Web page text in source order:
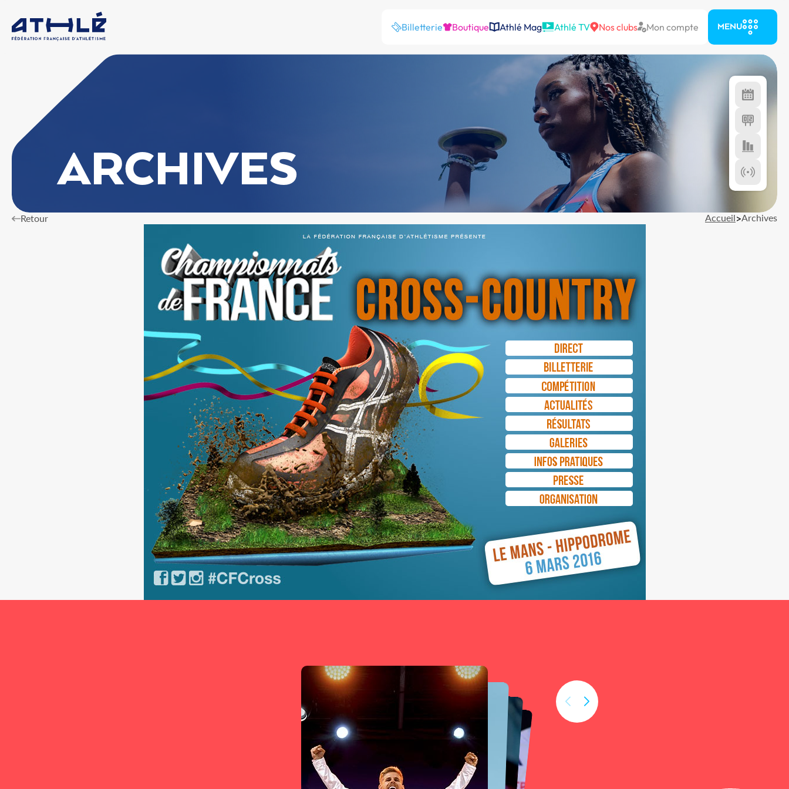
Billetterie Boutique Athlé Mag Athlé TV Nos clubs Mon compte MENU
ARCHIVES
Retour Accueil>Archives